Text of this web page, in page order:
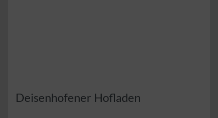
Deisenhofener Hofladen